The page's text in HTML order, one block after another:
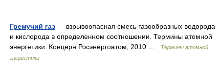
Гремучий газ — взрывоопасная смесь газообразных водорода
и кислорода в определенном соотношении. Термины атомной
энергетики. Концерн Росэнергоатом, 2010 …
Термины атомной
энергетики